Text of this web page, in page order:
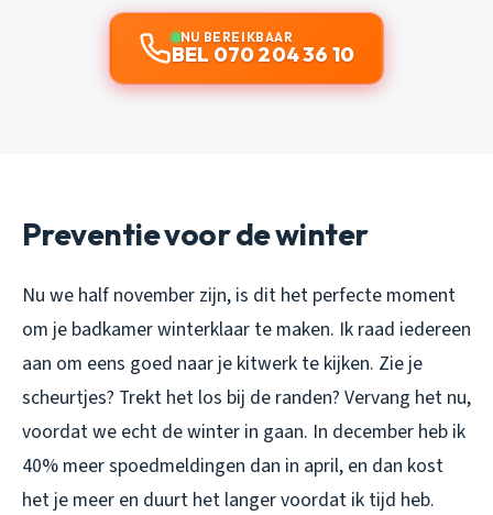
NU BEREIKBAAR
BEL 070 204 36 10
Preventie voor de winter
Nu we half november zijn, is dit het perfecte moment
om je badkamer winterklaar te maken. Ik raad iedereen
aan om eens goed naar je kitwerk te kijken. Zie je
scheurtjes? Trekt het los bij de randen? Vervang het nu,
voordat we echt de winter in gaan. In december heb ik
40% meer spoedmeldingen dan in april, en dan kost
het je meer en duurt het langer voordat ik tijd heb.